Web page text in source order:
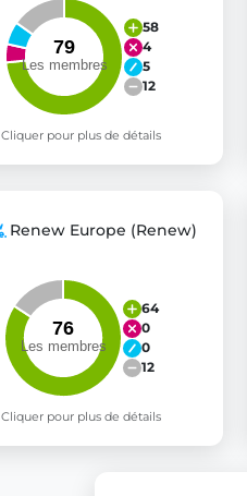
58
4
5
12
Cliquer pour plus de détails
Renew Europe (Renew)
64
0
0
12
Cliquer pour plus de détails